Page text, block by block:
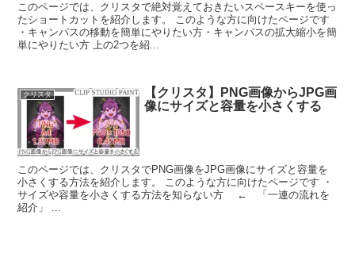
このページでは、クリスタで絶対覚えておきたいスペースキーを使っ
たショートカットを紹介します。 このような方に向けたページです
・キャンパスの移動を簡単にやりたい方・キャンパスの拡大縮小を簡
単にやりたい方 上の2つを紹...
クリスタ
【クリスタ】PNG画像からJPG画
像にサイズと容量を小さくする
このページでは、クリスタでPNG画像をJPG画像にサイズと容量を
小さくする方法を紹介します。 このような方に向けたページです ・
サイズや容量を小さくする方法を知らない方 ← 「一連の流れを
紹介」 ...